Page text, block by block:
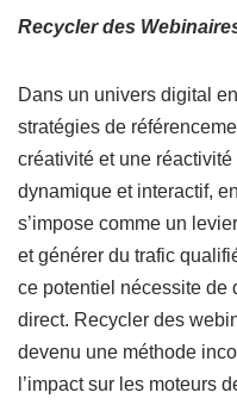
Recycler des
Dans un univers digital
stratégies de
créativité et une
dynamique et interactif,
s’impose comme un
et générer du trafic
ce potentiel nécessite de
direct. Recycler des
devenu une méthode
l’impact sur les moteurs